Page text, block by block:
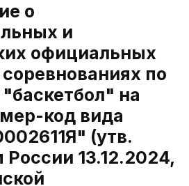
о
и
официальных
по
на
код вида
(утв.
13.12.2024,